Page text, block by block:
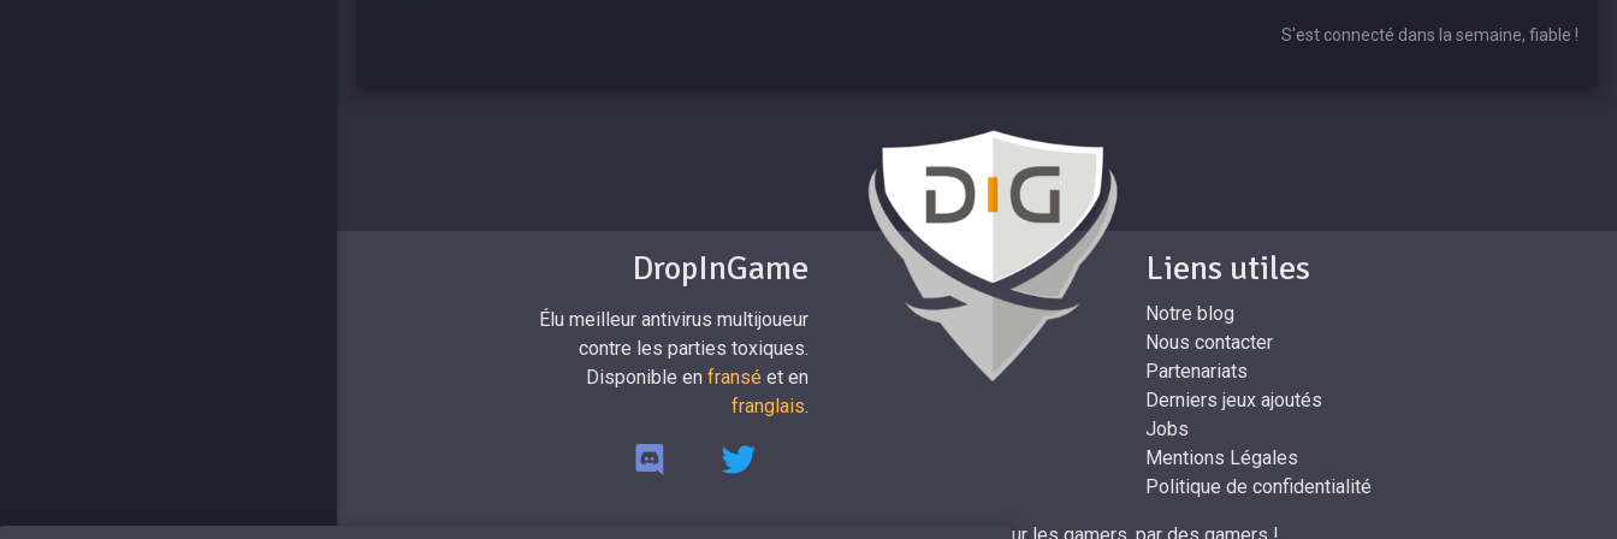
S'est connecté dans la semaine, fiable !
DropInGame
Élu meilleur antivirus multijoueur
contre les parties toxiques.
Disponible en fransé et en
franglais.
Liens utiles
Notre blog
Nous contacter
Partenariats
Derniers jeux ajoutés
Jobs
Mentions Légales
Politique de confidentialité